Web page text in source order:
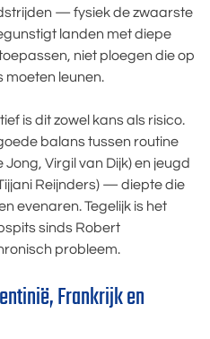
— fysiek de zwaarste
landen met diepe
niet ploegen die op
moeten leunen.
is dit zowel kans als risico.
balans tussen routine
Virgil van Dijk) en jeugd
Reijnders) — diepte die
evenaren. Tegelijk is het
sinds Robert
probleem.
Frankrijk en